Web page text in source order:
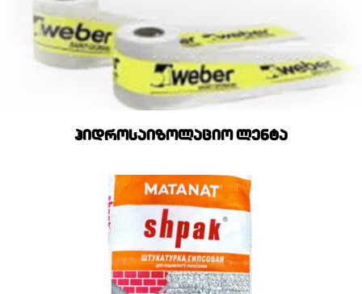
ჰიდროსაიზოლაციო ლენტა